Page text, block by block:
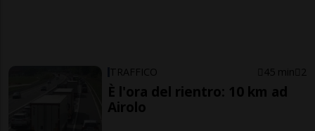
TRAFFICO 45 min 2
È l'ora del rientro: 10 km ad
Airolo